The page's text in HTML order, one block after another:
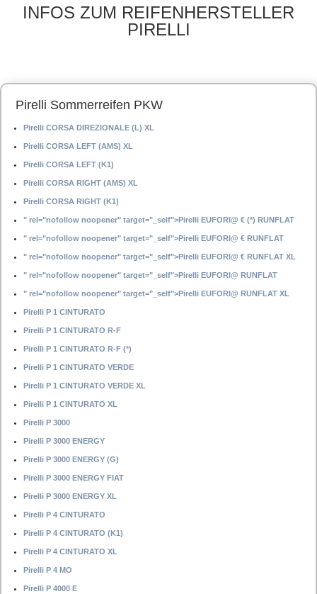
INFOS ZUM REIFENHERSTELLER
PIRELLI
Pirelli Sommerreifen PKW
Pirelli CORSA DIREZIONALE (L) XL
Pirelli CORSA LEFT (AMS) XL
Pirelli CORSA LEFT (K1)
Pirelli CORSA RIGHT (AMS) XL
Pirelli CORSA RIGHT (K1)
" rel="nofollow noopener" target="_self">Pirelli EUFORI@ € (*) RUNFLAT
" rel="nofollow noopener" target="_self">Pirelli EUFORI@ € RUNFLAT
" rel="nofollow noopener" target="_self">Pirelli EUFORI@ € RUNFLAT XL
" rel="nofollow noopener" target="_self">Pirelli EUFORI@ RUNFLAT
" rel="nofollow noopener" target="_self">Pirelli EUFORI@ RUNFLAT XL
Pirelli P 1 CINTURATO
Pirelli P 1 CINTURATO R-F
Pirelli P 1 CINTURATO R-F (*)
Pirelli P 1 CINTURATO VERDE
Pirelli P 1 CINTURATO VERDE XL
Pirelli P 1 CINTURATO XL
Pirelli P 3000
Pirelli P 3000 ENERGY
Pirelli P 3000 ENERGY (G)
Pirelli P 3000 ENERGY FIAT
Pirelli P 3000 ENERGY XL
Pirelli P 4 CINTURATO
Pirelli P 4 CINTURATO (K1)
Pirelli P 4 CINTURATO XL
Pirelli P 4 MO
Pirelli P 4000 E